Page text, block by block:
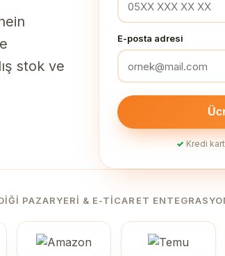
stok ve
E-posta adresi
✓ Kredi
PAZARYERI & E-TICARET